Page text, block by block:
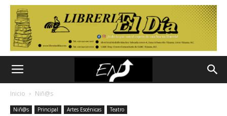
Inicio Niñ@s
Niñ@s Principal Artes Escénicas Teatro